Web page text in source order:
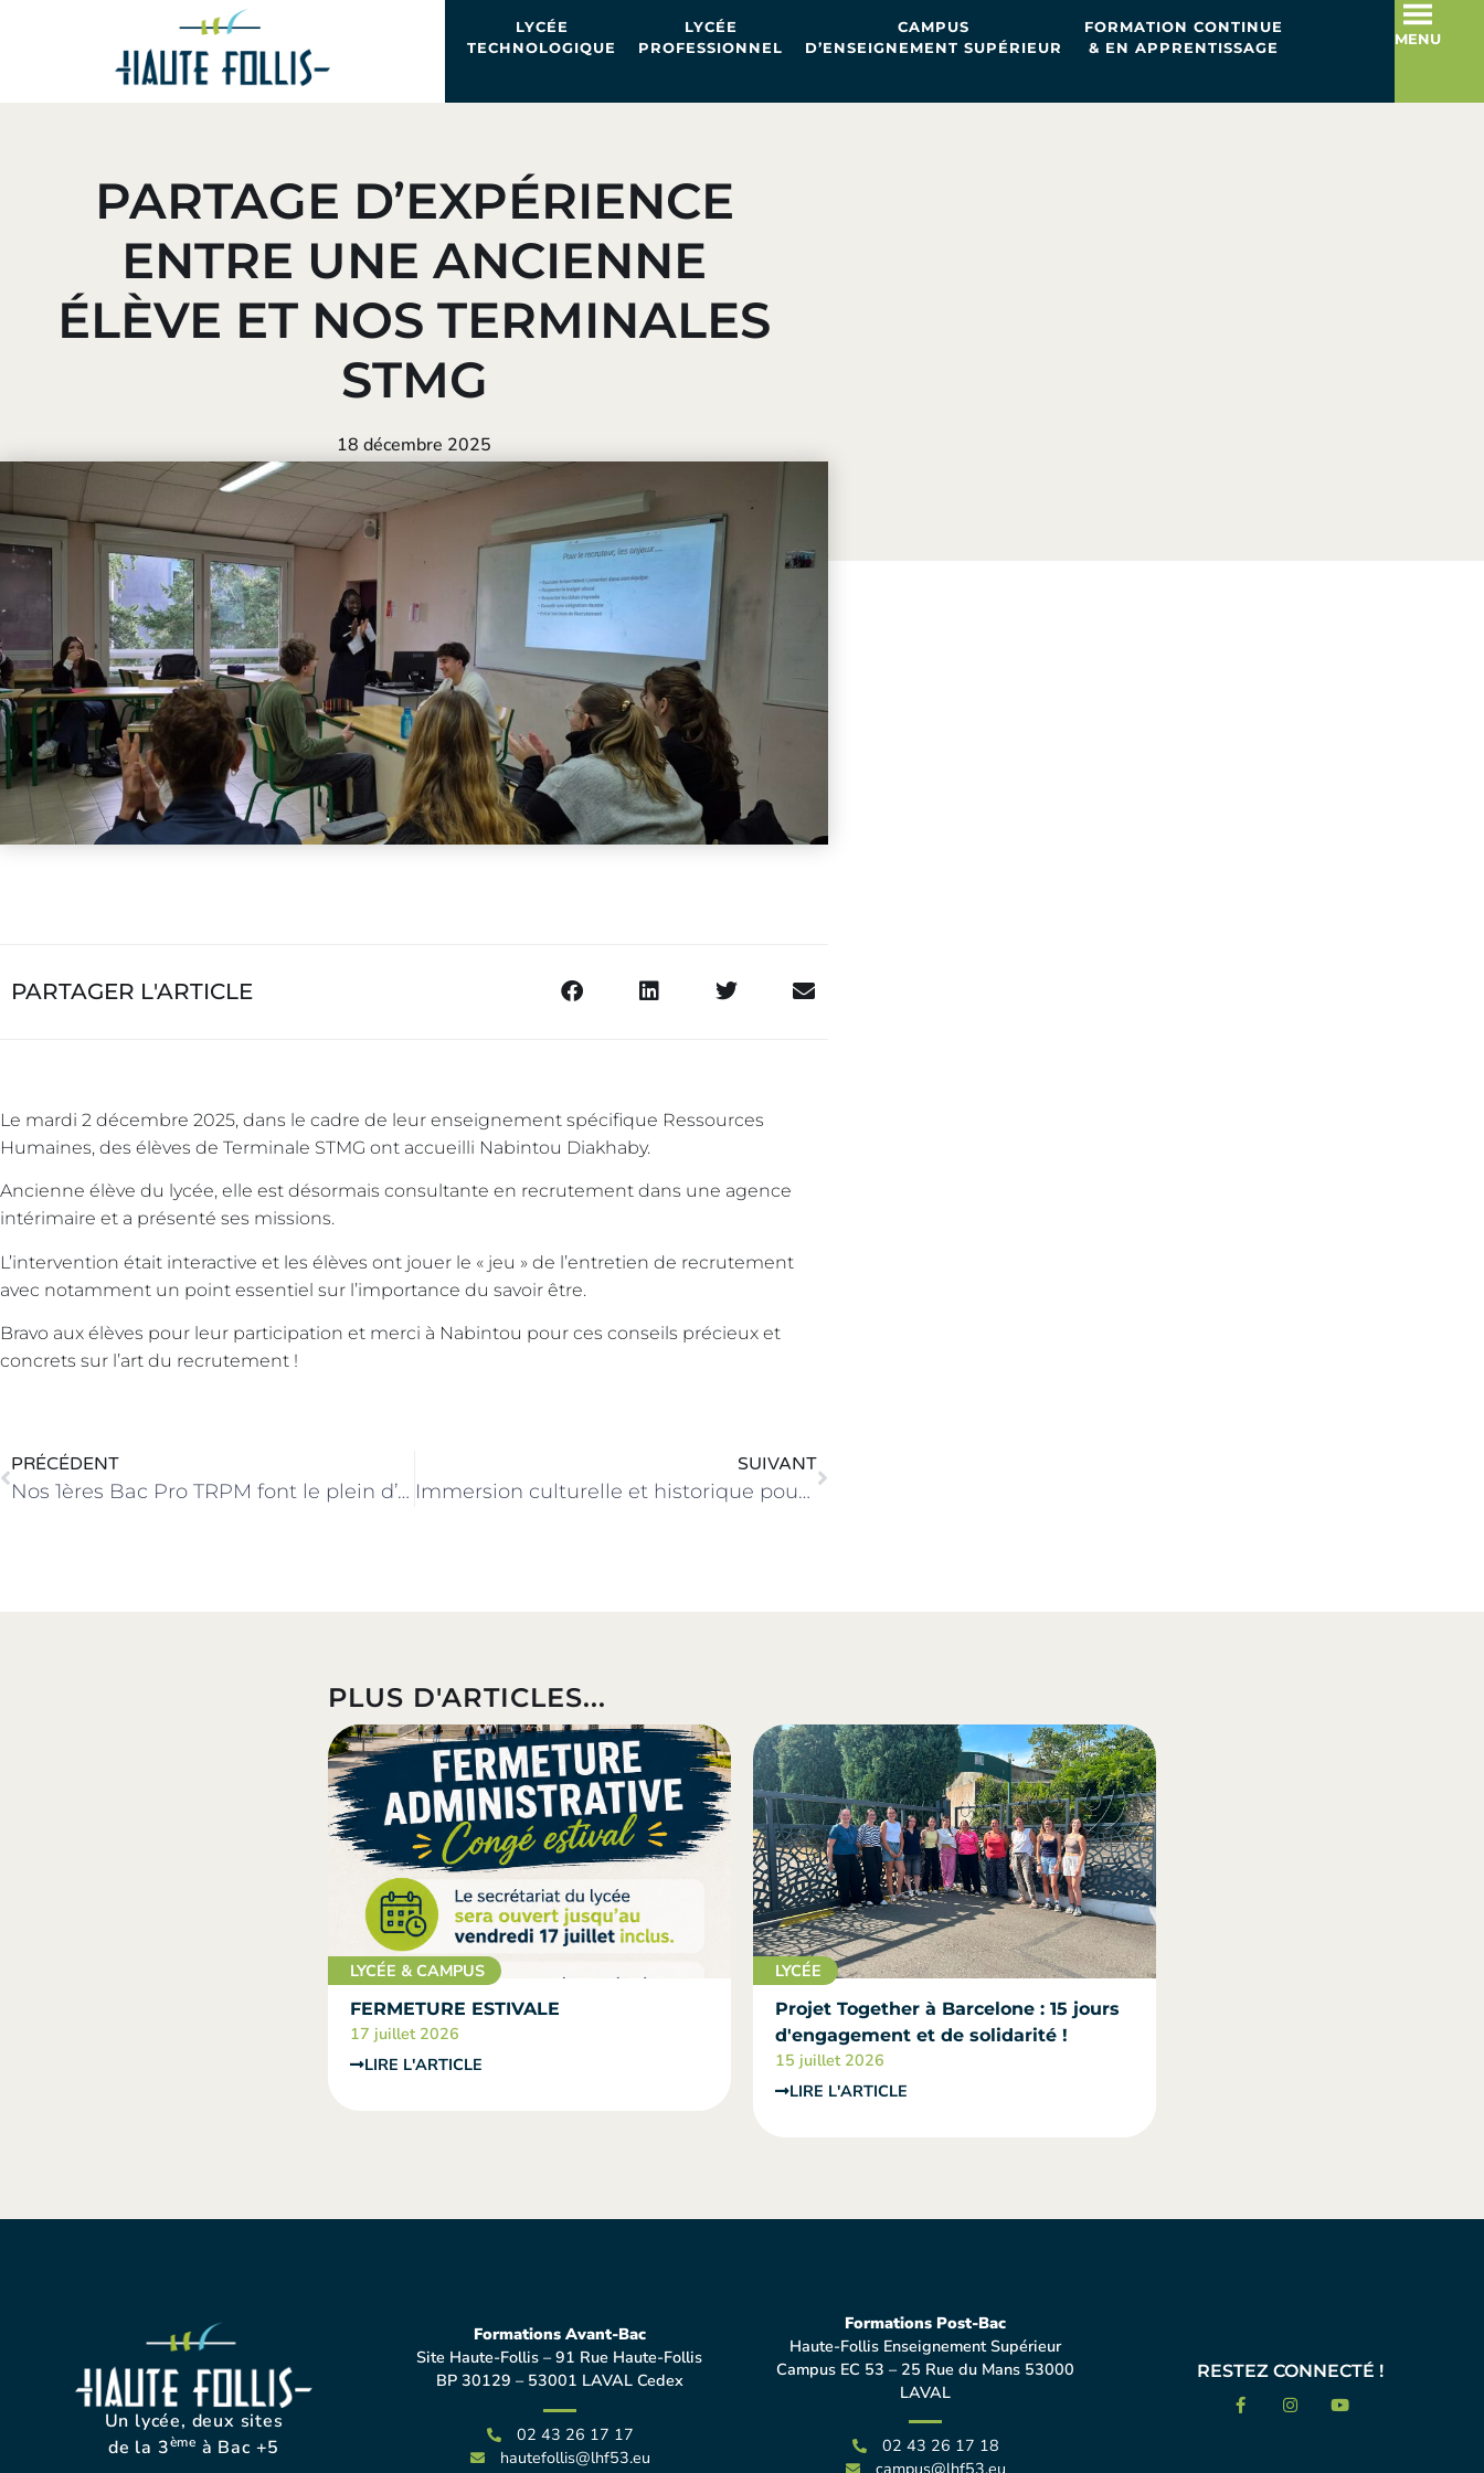
LYCÉE
TECHNOLOGIQUE
LYCÉE
PROFESSIONNEL
CAMPUS
D’ENSEIGNEMENT SUPÉRIEUR
FORMATION CONTINUE
& EN APPRENTISSAGE
MENU
PARTAGE D’EXPÉRIENCE
ENTRE UNE ANCIENNE
ÉLÈVE ET NOS TERMINALES
STMG
18 décembre 2025
PARTAGER L'ARTICLE
Le mardi 2 décembre 2025, dans le cadre de leur enseignement spécifique Ressources
Humaines, des élèves de Terminale STMG ont accueilli Nabintou Diakhaby.
Ancienne élève du lycée, elle est désormais consultante en recrutement dans une agence
intérimaire et a présenté ses missions.
L’intervention était interactive et les élèves ont jouer le « jeu » de l’entretien de recrutement
avec notamment un point essentiel sur l’importance du savoir être.
Bravo aux élèves pour leur participation et merci à Nabintou pour ces conseils précieux et
concrets sur l’art du recrutement !
PRÉCÉDENT
Nos 1ères Bac Pro TRPM font le plein d’expériences en Allemagne !
SUIVANT
Immersion culturelle et historique pour nos élèves de 1ère Bac Pro TRPM !
PLUS D'ARTICLES...
LYCÉE & CAMPUS
FERMETURE ESTIVALE
17 juillet 2026
LIRE L'ARTICLE
LYCÉE
Projet Together à Barcelone : 15 jours
d'engagement et de solidarité !
15 juillet 2026
LIRE L'ARTICLE
Un lycée, deux sites
de la 3ème à Bac +5
Formations Avant-Bac
Site Haute-Follis – 91 Rue Haute-Follis
BP 30129 – 53001 LAVAL Cedex
02 43 26 17 17
hautefollis@lhf53.eu
Formations Post-Bac
Haute-Follis Enseignement Supérieur
Campus EC 53 – 25 Rue du Mans 53000
LAVAL
02 43 26 17 18
RESTEZ CONNECTÉ !